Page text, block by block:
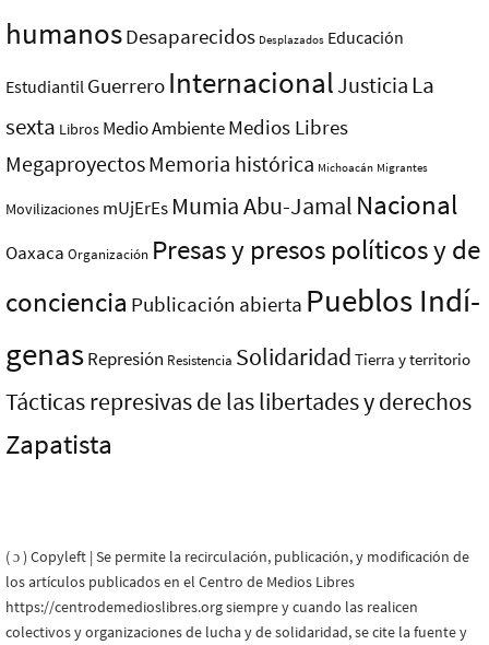
humanosDesaparecidos Desplazados Educación
Estudiantil Guerrero InternacionalJusticia La
sexta Libros Medio AmbienteMedios Libres
MegaproyectosMemoria histórica Michoacán Migrantes
Movilizaciones mUjErEs Mumia Abu-Jamal Nacional
Oaxaca Organización Presas y presos polí­ticos y de
conciencia Publicación abierta Pueblos Indí­
genasRepresión Resistencia Solidaridad Tierra y territorio
Tácticas represivas de las libertades y derechos
Zapatista
( ɔ ) Copyleft | Se permite la recirculación, publicación, y modificación de
los artículos publicados en el Centro de Medios Libres
https://centrodemedioslibres.org siempre y cuando las realicen
colectivos y organizaciones de lucha y de solidaridad, se cite la fuente y